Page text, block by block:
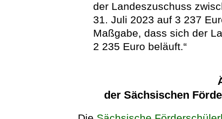
der Landeszuschuss
31. Juli 2023 auf 3 237
Maßgabe, dass sich der
2 235 Euro beläuft.“
der Sächsischen